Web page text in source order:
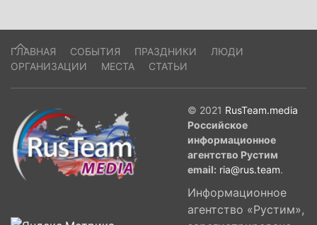
ГЛАВНАЯ СОБЫТИЯ ПРАЗДНИКИ
ЛЮДИ
ОРГАНИЗАЦИИ
МЕСТА СТАТЬИ
© 2021 RusTeam.media
Российское
информационное
агентство Рустим
email: ria@rus.team.
Информационное
агентство «Рустим»,